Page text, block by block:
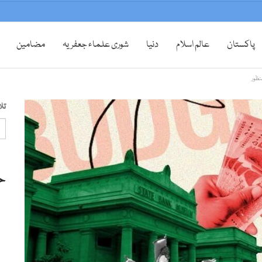
پاکستان عالم اسلام دنیا شوری علماء جعفریہ مضامین